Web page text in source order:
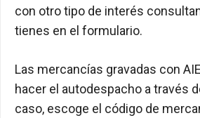
con otro tipo de interés
tienes en el formulario.
Las mercancías gravadas con
hacer el autodespacho a través
caso, escoge el código de